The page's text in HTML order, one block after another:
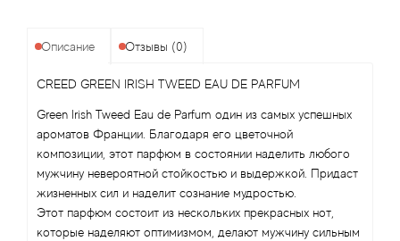
Описание Отзывы (0)
CREED GREEN IRISH TWEED EAU DE PARFUM
Green Irish Tweed Eau de Parfum один из самых успешных
ароматов Франции. Благодаря его цветочной
композиции, этот парфюм в состоянии наделить любого
мужчину невероятной стойкостью и выдержкой. Придаст
жизненных сил и наделит сознание мудростью.
Этот парфюм состоит из нескольких прекрасных нот,
которые наделяют оптимизмом, делают мужчину сильным
Axis
Azalia Parfums
Azzaro
Baldessarini
Baldinini